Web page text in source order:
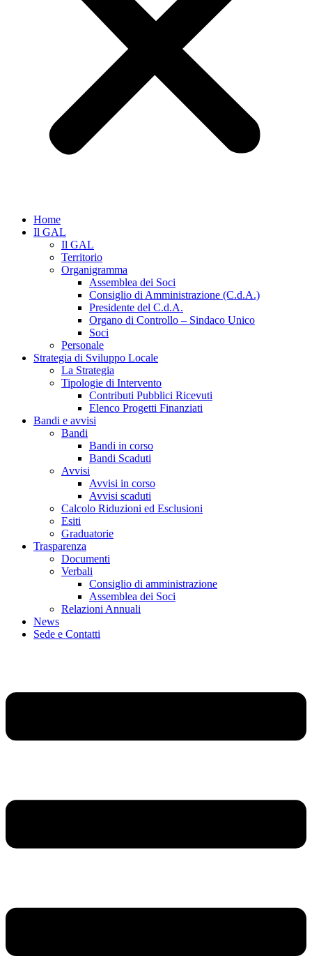
Home
Il GAL
Il GAL
Territorio
Organigramma
Assemblea dei Soci
Consiglio di Amministrazione (C.d.A.)
Presidente del C.d.A.
Organo di Controllo – Sindaco Unico
Soci
Personale
Strategia di Sviluppo Locale
La Strategia
Tipologie di Intervento
Contributi Pubblici Ricevuti
Elenco Progetti Finanziati
Bandi e avvisi
Bandi
Bandi in corso
Bandi Scaduti
Avvisi
Avvisi in corso
Avvisi scaduti
Calcolo Riduzioni ed Esclusioni
Esiti
Graduatorie
Trasparenza
Documenti
Verbali
Consiglio di amministrazione
Assemblea dei Soci
Relazioni Annuali
News
Sede e Contatti